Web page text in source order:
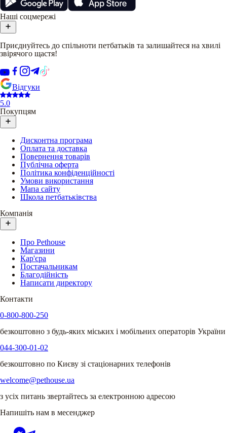
Наші соцмережі
Приєднуйтесь до спільноти петбатьків та залишайтеся на хвилі
звірячого щастя!
Відгуки
5.0
Покупцям
Дисконтна програма
Оплата та доставка
Повернення товарів
Публічна оферта
Політика конфіденційності
Умови використання
Мапа сайту
Школа петбатьківства
Компанія
Про Pethouse
Магазини
Кар'єра
Постачальникам
Благодійність
Написати директору
Контакти
0-800-800-250
безкоштовно з будь-яких міських і мобільних операторів України
044-300-01-02
безкоштовно по Києву зі стаціонарних телефонів
welcome@pethouse.ua
з усіх питань звертайтесь за електронною адресою
Напишіть нам в месенджер